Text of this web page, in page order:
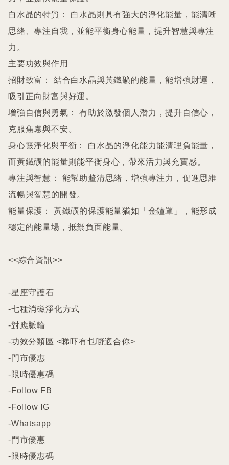
白水晶的特質： 白水晶則具有強大的淨化能量，能清晰
思緒、專注自我，並能平衡身心能量，提升智慧與專注
力。
主要功效與作用
招財致富： 結合白水晶與黃鐵礦的能量，能增強財運，
吸引正向財富與好運。
增強自信與勇氣： 有助於激發個人潛力，提升自信心，
克服焦慮與不安。
身心靈淨化與平衡： 白水晶的淨化能力能清理負能量，
而黃鐵礦的能量則能平衡身心，帶來活力與充實感。
專注與智慧： 能幫助釐清思緒，增強專注力，促進思維
流暢與智慧的開發。
能量保護： 黃鐵礦的保護能量猶如「金鐘罩」，能形成
穩定的能量場，抵禦負面能量。
<<綜合資訊>>
-星座守護石
-七種消磁淨化方式
-對應脈輪
-功效分類區 <睇吓有乜嘢適合你>
-門市優惠
-限時優惠碼
-Follow FB
-Follow IG
-Whatsapp
-門市優惠
-限時優惠碼